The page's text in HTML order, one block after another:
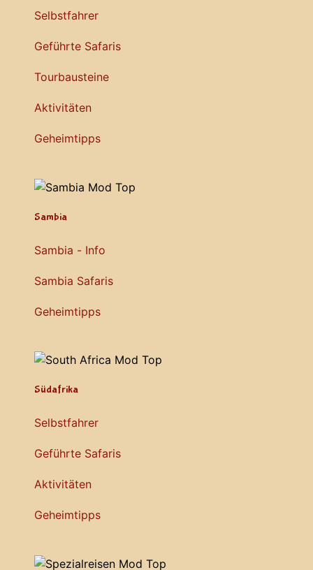
Selbstfahrer
Geführte Safaris
Tourbausteine
Aktivitäten
Geheimtipps
Sambia
Sambia - Info
Sambia Safaris
Geheimtipps
Südafrika
Selbstfahrer
Geführte Safaris
Aktivitäten
Geheimtipps